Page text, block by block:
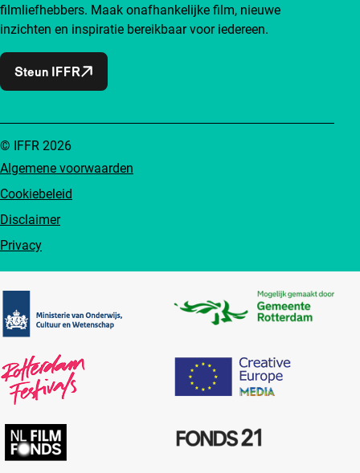
filmliefhebbers. Maak onafhankelijke film, nieuwe
inzichten en inspiratie bereikbaar voor iedereen.
Steun IFFR
Algemene voorwaarden
Cookiebeleid
Disclaimer
Privacy
© IFFR 2026